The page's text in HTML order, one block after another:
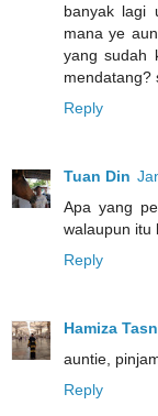
banyak lagi
mana ye
yang sudah
mendatang?
Reply
Tuan Din
Apa yang
walaupun itu
Reply
Hamiza
auntie,
Reply